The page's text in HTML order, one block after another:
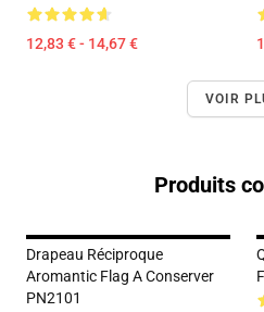
12,83 € - 14,67 €
VOIR
Produits
Drapeau Réciproque
Aromantic Flag A Conserver
PN2101